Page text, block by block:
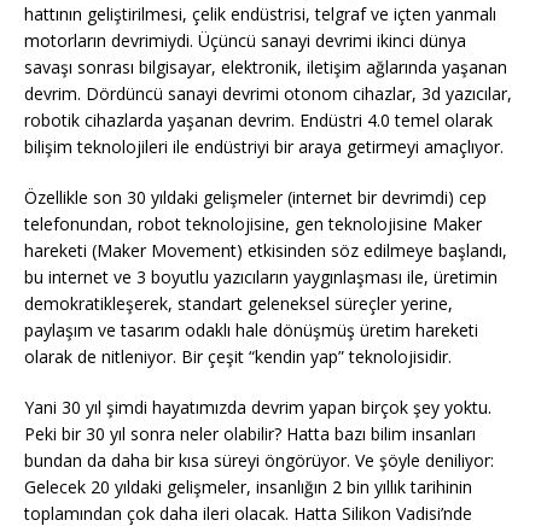
hattının geliştirilmesi, çelik endüstrisi, telgraf ve içten yanmalı
motorların devrimiydi. Üçüncü sanayi devrimi ikinci dünya
savaşı sonrası bilgisayar, elektronik, iletişim ağlarında yaşanan
devrim. Dördüncü sanayi devrimi otonom cihazlar, 3d yazıcılar,
robotik cihazlarda yaşanan devrim. Endüstri 4.0 temel olarak
bilişim teknolojileri ile endüstriyi bir araya getirmeyi amaçlıyor.
Özellikle son 30 yıldaki gelişmeler (internet bir devrimdi) cep
telefonundan, robot teknolojisine, gen teknolojisine Maker
hareketi (Maker Movement) etkisinden söz edilmeye başlandı,
bu internet ve 3 boyutlu yazıcıların yaygınlaşması ile, üretimin
demokratikleşerek, standart geleneksel süreçler yerine,
paylaşım ve tasarım odaklı hale dönüşmüş üretim hareketi
olarak de nitleniyor. Bir çeşit “kendin yap” teknolojisidir.
Yani 30 yıl şimdi hayatımızda devrim yapan birçok şey yoktu.
Peki bir 30 yıl sonra neler olabilir? Hatta bazı bilim insanları
bundan da daha bir kısa süreyi öngörüyor. Ve şöyle deniliyor:
Gelecek 20 yıldaki gelişmeler, insanlığın 2 bin yıllık tarihinin
toplamından çok daha ileri olacak. Hatta Silikon Vadisi’nde